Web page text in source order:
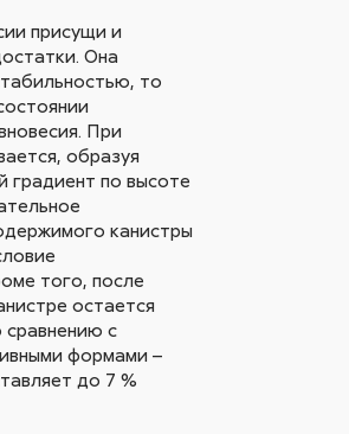
присущи и
Она
то
При
образуя
градиент по высоте
канистры
того, после
остается
с
формами –
до 7 %